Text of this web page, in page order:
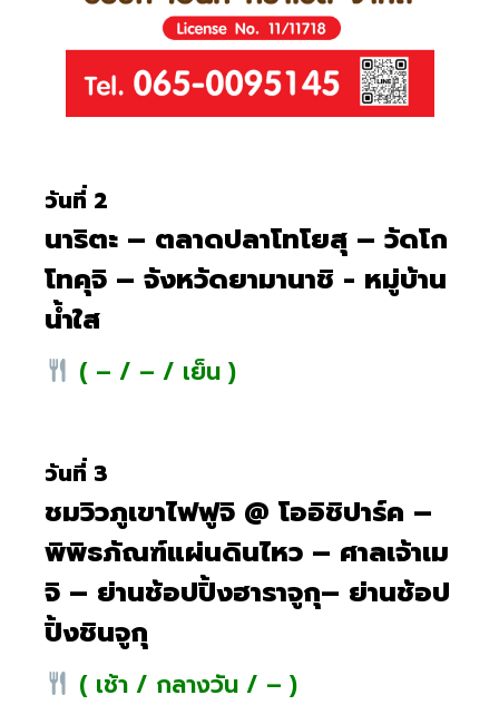
วันที่ 2
นาริตะ – ตลาดปลาโทโยสุ – วัดโก
โทคุจิ – จังหวัดยามานาชิ - หมู่บ้าน
น้ำใส
( – / – / เย็น )
วันที่ 3
ชมวิวภูเขาไฟฟูจิ @ โออิชิปาร์ค –
พิพิธภัณฑ์แผ่นดินไหว – ศาลเจ้าเม
จิ – ย่านช้อปปิ้งฮาราจูกุ– ย่านช้อป
ปิ้งชินจูกุ
( เช้า / กลางวัน / – )